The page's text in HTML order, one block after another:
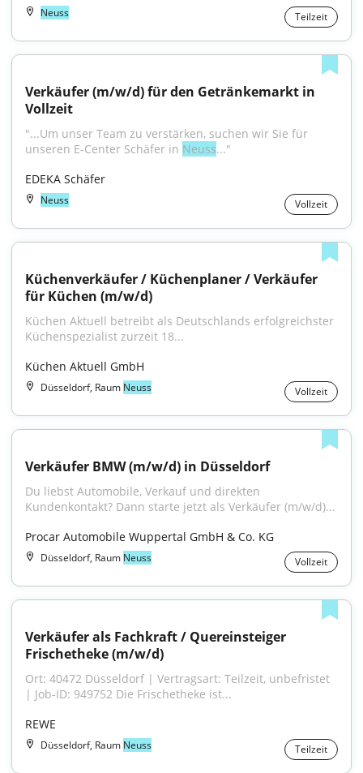
Neuss Teilzeit
Verkäufer (m/w/d) für den Getränkemarkt in
Vollzeit
"...Um unser Team zu verstärken, suchen wir Sie für
unseren E-Center Schäfer in Neuss..."
EDEKA Schäfer
Neuss Vollzeit
Küchenverkäufer / Küchenplaner / Verkäufer
für Küchen (m/w/d)
Küchen Aktuell betreibt als Deutschlands erfolgreichster
Küchenspezialist zurzeit 18...
Küchen Aktuell GmbH
Düsseldorf, Raum Neuss Vollzeit
Verkäufer BMW (m/w/d) in Düsseldorf
Du liebst Automobile, Verkauf und direkten
Kundenkontakt? Dann starte jetzt als Verkäufer (m/w/d)...
Procar Automobile Wuppertal GmbH & Co. KG
Düsseldorf, Raum Neuss Vollzeit
Verkäufer als Fachkraft / Quereinsteiger
Frischetheke (m/w/d)
Ort: 40472 Düsseldorf | Vertragsart: Teilzeit, unbefristet
| Job-ID: 949752 Die Frischetheke ist...
REWE
Düsseldorf, Raum Neuss Teilzeit